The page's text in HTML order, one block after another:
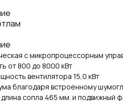
с микропроцессорным
от 800 до 8000 кВт
вентилятора 15,0 кВт
благодаря встроенному
сопла 465 мм. и подвижный